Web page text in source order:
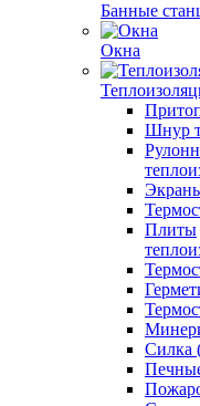
Банные
Окна
Шнур
Плиты
Силка